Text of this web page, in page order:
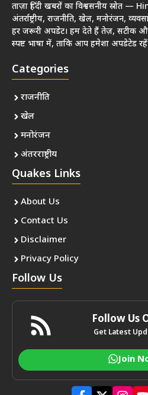
ताज़ा हिंदी खबरों का विश्वसनीय स्रोत —
अंतर्राष्ट्रीय, राजनीति, खेल, मनोरंजन,
हर जरूरी अपडेट। हम देते हैं तेज़, सटीक
स्पष्ट भाषा में, ताकि आप हमेशा अपडेटेड
Categories
राजनीति
खेल
मनोरंजन
अंतरराष्ट्रीय
Quakes Links
About Us
Contact Us
Disclaimer
Privacy Policy
Follow Us
Follow Us
Get Latest
Join